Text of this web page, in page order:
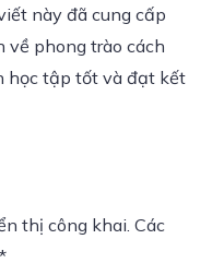
này đã cung cấp
về phong trào cách
học tập tốt và đạt kết
thị công khai. Các
*